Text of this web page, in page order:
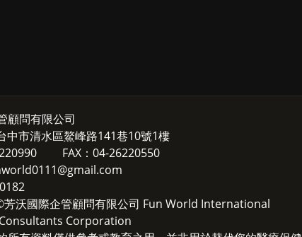
顧問有限公司
中市清水區鰲峰路141巷10號1樓
FAX：04-26220550
沃國際企管顧問有限公司 Fun World International
Corporation